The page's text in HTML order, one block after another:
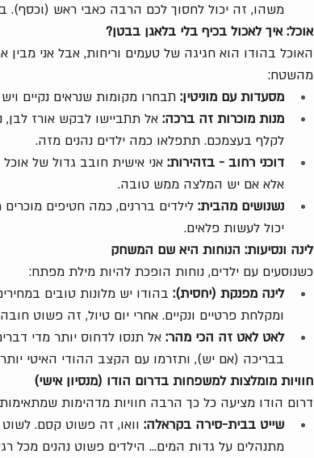
משהו, זה יכול לחסוך לכם הרבה כאבי ראש (וכסף).
אוכל: איך לאכול בכיף בלי בלאגן בבטן?
האוכל בהודו הוא חגיגה של טעמים וריחות, אבל אני
מהשטח:
מסעדות עם מוניטין: תבחרו מקומות שנראים נקיים
מנות מוכרות זה ברכה: אל תתביישו לבקש אורז לבן,
לקלף בעצמכם. תתפלאו כמה ילדים נהנים מזה.
דוכני רחוב - בזהירות: אני אישית חובב גדול של
אלא אם יש המלצה ממש טובה.
נשנושים מהבית: לילדים בררנים, כמה חטיפים
יכול לעשות פלאים.
לינה ונסיעות: הנוחות היא שם המשחק
כשנוסעים עם ילדים, נוחות הופכת להיות מילת מפתח:
לינה מפנקת (יחסית): בהודו יש מלונות טובים
ומקלחת פרטיים ונקיים. אחרי יום טיול, זה פשוט
לאט לאט זה הכי מהר: אל תנסו לדחוס יותר מדי
בבריכה (אם יש), ותזרמו עם הקצב ההודי האיטי
חוויות מומלצות למשפחות בדרום הודו (מנסיון אישי)
דרום הודו מציעה כל כך הרבה חוויות מדהימות
שייט בבית-סירה בקראלה: וואו, זה פשוט קסם. לשוט
מתנהלים על גדות המים... הילדים פשוט נהנים מכל